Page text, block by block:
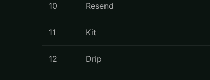
10 Resend
11 Kit
12 Drip